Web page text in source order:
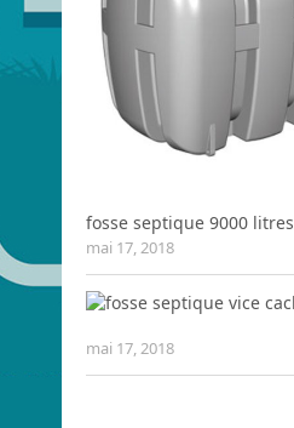
fosse septique 9000 litres
mai 17, 2018
mai 17, 2018